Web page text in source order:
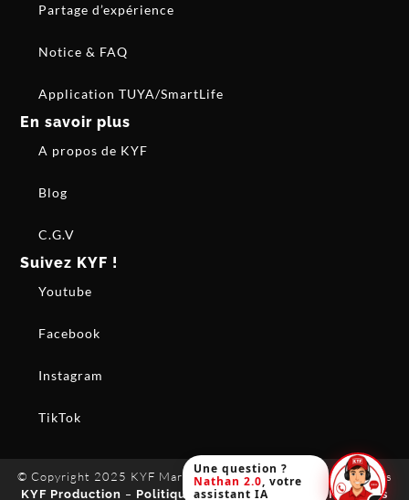
Partage d’expérience
Notice & FAQ
Application TUYA/SmartLife
En savoir plus
A propos de KYF
Blog
C.G.V
Suivez KYF !
Youtube
Facebook
Instagram
TikTok
© Copyright 2025 KYF Marque française. Tous droits réservés
KYF Production – Politique de confidentialité –Mentions
Une question ?
Nathan 2.0, votre
assistant IA